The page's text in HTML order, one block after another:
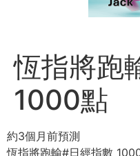
恆指將跑
1000點
約3個月前預測
恆指將跑輸#日經指數